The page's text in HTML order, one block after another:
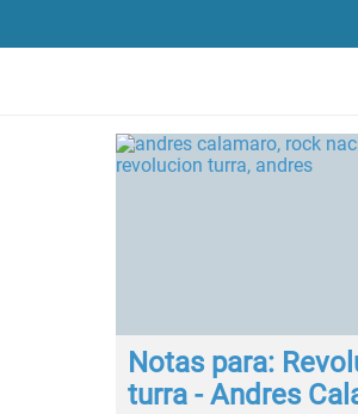
Notas para:
turra - Andres